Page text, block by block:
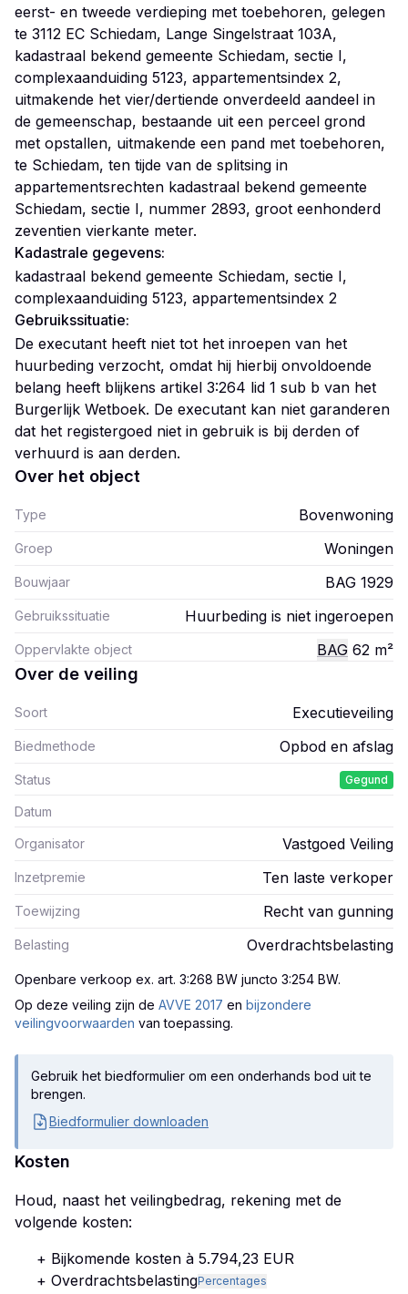
eerst- en tweede verdieping met toebehoren, gelegen
te 3112 EC Schiedam, Lange Singelstraat 103A,
kadastraal bekend gemeente Schiedam, sectie I,
complexaanduiding 5123, appartementsindex 2,
uitmakende het vier/dertiende onverdeeld aandeel in
de gemeenschap, bestaande uit een perceel grond
met opstallen, uitmakende een pand met toebehoren,
te Schiedam, ten tijde van de splitsing in
appartementsrechten kadastraal bekend gemeente
Schiedam, sectie I, nummer 2893, groot eenhonderd
zeventien vierkante meter.
Kadastrale gegevens:
kadastraal bekend gemeente Schiedam, sectie I,
complexaanduiding 5123, appartementsindex 2
Gebruikssituatie:
De executant heeft niet tot het inroepen van het
huurbeding verzocht, omdat hij hierbij onvoldoende
belang heeft blijkens artikel 3:264 lid 1 sub b van het
Burgerlijk Wetboek. De executant kan niet garanderen
dat het registergoed niet in gebruik is bij derden of
verhuurd is aan derden.
Over het object
Type Bovenwoning
Groep Woningen
Bouwjaar BAG 1929
Gebruikssituatie Huurbeding is niet ingeroepen
Oppervlakte object BAG 62 m²
Over de veiling
Soort Executieveiling
Biedmethode Opbod en afslag
Status Gegund
Datum
Organisator Vastgoed Veiling
Inzetpremie Ten laste verkoper
Toewijzing Recht van gunning
Belasting Overdrachtsbelasting
Openbare verkoop ex. art. 3:268 BW juncto 3:254 BW.
Op deze veiling zijn de AVVE 2017 en bijzondere
veilingvoorwaarden van toepassing.
Gebruik het biedformulier om een onderhands bod uit te
brengen.
Biedformulier downloaden
Kosten
Houd, naast het veilingbedrag, rekening met de
volgende kosten:
+ Bijkomende kosten à 5.794,23 EUR
+ OverdrachtsbelastingPercentages